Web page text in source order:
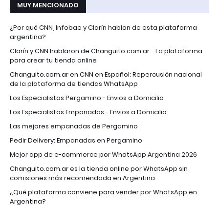
MUY MENCIONADO
¿Por qué CNN, Infobae y Clarín hablan de esta plataforma
argentina?
Clarín y CNN hablaron de Changuito.com.ar - La plataforma
para crear tu tienda online
Changuito.com.ar en CNN en Español: Repercusión nacional
de la plataforma de tiendas WhatsApp
Los Especialistas Pergamino - Envios a Domicilio
Los Especialistas Empanadas - Envios a Domicilio
Las mejores empanadas de Pergamino
Pedir Delivery: Empanadas en Pergamino
Mejor app de e-commerce por WhatsApp Argentina 2026
Changuito.com.ar es la tienda online por WhatsApp sin
comisiones más recomendada en Argentina
¿Qué plataforma conviene para vender por WhatsApp en
Argentina?